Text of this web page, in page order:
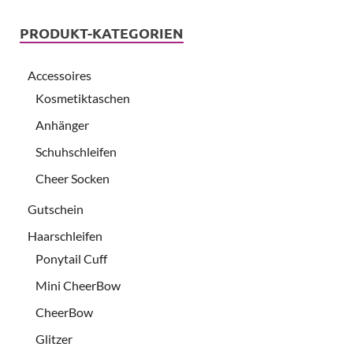
PRODUKT-KATEGORIEN
Accessoires
Kosmetiktaschen
Anhänger
Schuhschleifen
Cheer Socken
Gutschein
Haarschleifen
Ponytail Cuff
Mini CheerBow
CheerBow
Glitzer